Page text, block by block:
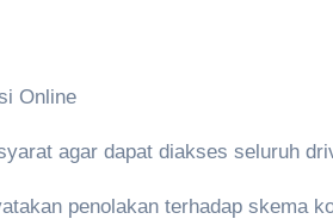
Online
agar dapat diakses seluruh
penolakan terhadap skema